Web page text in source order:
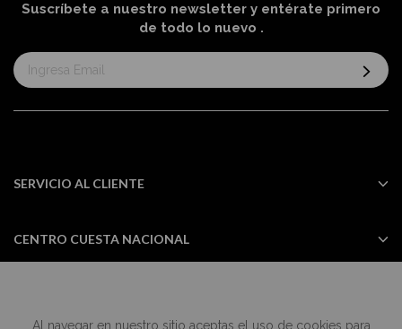
Al navegar en nuestro sitio aceptas el uso de cookies para
Suscríbete a nuestro newsletter y entérate primero
de todo lo nuevo .
Suscríbase
al
informativo:
SERVICIO AL CLIENTE
CENTRO CUESTA NACIONAL